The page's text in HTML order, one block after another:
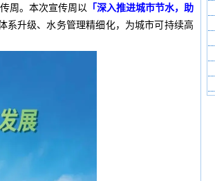
周。本次宣传周以 「深入推进城市节水，助
系升级、水务管理精细化，为城市可持续高